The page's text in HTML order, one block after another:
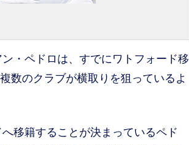
・ペドロは、すでにワトフォード移
数のクラブが横取りを狙っているよ
移籍することが決まっているペド